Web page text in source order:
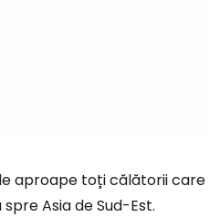
aproape toți călătorii care
Asia de Sud-Est.